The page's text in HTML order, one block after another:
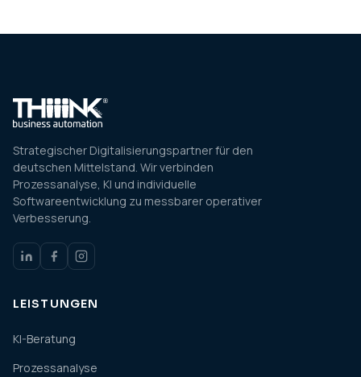
Strategischer Digitalisierungspartner für den
deutschen Mittelstand. Wir verbinden
Prozessanalyse, KI und individuelle
Softwareentwicklung zu messbarer operativer
Verbesserung.
LEISTUNGEN
KI-Beratung
Prozessanalyse